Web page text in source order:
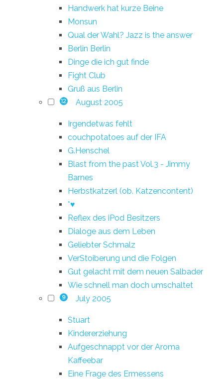
Handwerk hat kurze Beine
Monsun
Qual der Wahl? Jazz is the answer
Berlin Berlin
Dinge die ich gut finde
Fight Club
Gruß aus Berlin
12 August 2005
Irgendetwas fehlt
couchpotatoes auf der IFA
G.Henschel
Blast from the past Vol.3 - Jimmy
Barnes
Herbstkatzerl (ob. Katzencontent)
*♥
Reflex des iPod Besitzers
Dialoge aus dem Leben
Geliebter Schmalz
VerStoiberung und die Folgen
Gut gelacht mit dem neuen Salbader
Wie schnell man doch umschaltet
9 July 2005
Stuart
Kindererziehung
Aufgeschnappt vor der Aroma
Kaffeebar
Eine Frage des Ermessens